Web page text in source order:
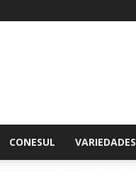
CONESUL VARIEDADES